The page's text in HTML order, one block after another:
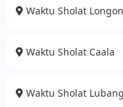
Waktu Sholat
Waktu Sholat Caala
Waktu Sholat